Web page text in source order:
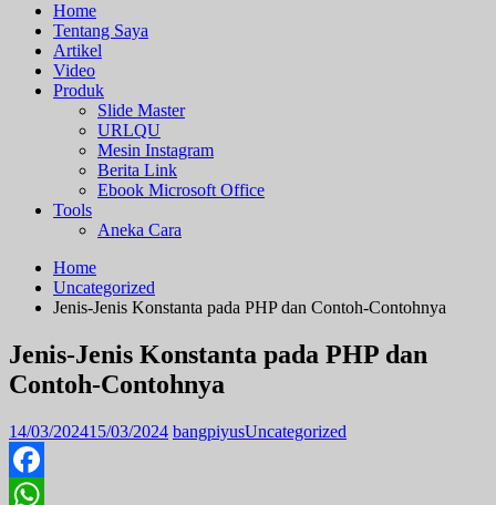
Home
Tentang Saya
Artikel
Video
Produk
Slide Master
URLQU
Mesin Instagram
Berita Link
Ebook Microsoft Office
Tools
Aneka Cara
Home
Uncategorized
Jenis-Jenis Konstanta pada PHP dan Contoh-Contohnya
Jenis-Jenis Konstanta pada PHP dan
Contoh-Contohnya
14/03/202415/03/2024 bangpiyusUncategorized
Facebook